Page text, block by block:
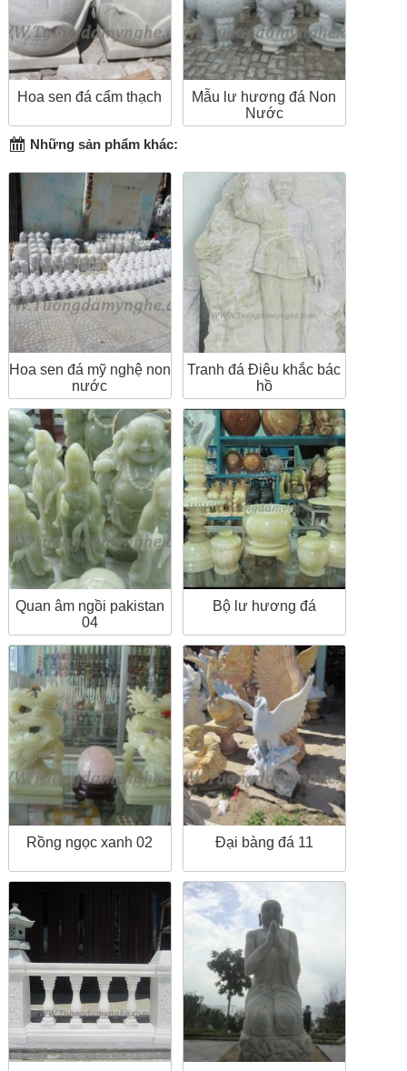
Hoa sen đá cẩm thạch
Mẫu lư hương đá Non
Nước
Những sản phẩm khác:
Hoa sen đá mỹ nghệ non
nước
Tranh đá Điêu khắc bác
hồ
Quan âm ngồi pakistan
04
Bộ lư hương đá
Rồng ngọc xanh 02 Đại bàng đá 11